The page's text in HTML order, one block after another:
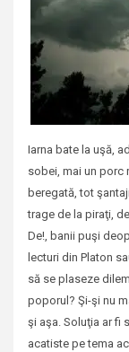
Iarna bate la uşă,
sobei, mai un porc
beregată, tot
trage de la piraţi,
De!, banii puşi
lecturi din Platon
să se plaseze
poporul? Şi-şi nu
şi aşa. Soluţia ar fi
acatiste pe tema